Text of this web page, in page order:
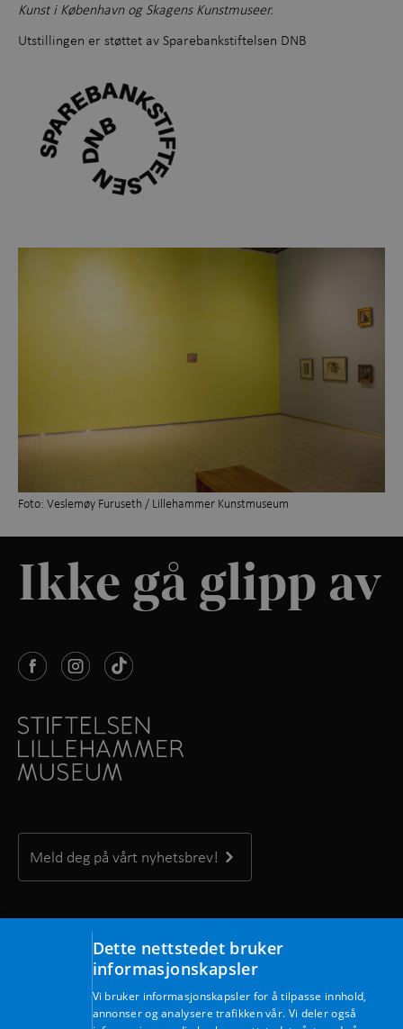
Kunst i København og Skagens Kunstmuseer.
Utstillingen er støttet av Sparebankstiftelsen DNB
Foto: Veslemøy Furuseth / Lillehammer Kunstmuseum
Ikke gå glipp av
Meld deg på vårt nyhetsbrev!
Kontakt oss
Stortorget 2, 2609 Lillehammer
Mandag–fredag kl. 09:00–15:30
Dette nettstedet bruker
informasjonskapsler
Vi bruker informasjonskapsler for å tilpasse innhold,
annonser og analysere trafikken vår. Vi deler også